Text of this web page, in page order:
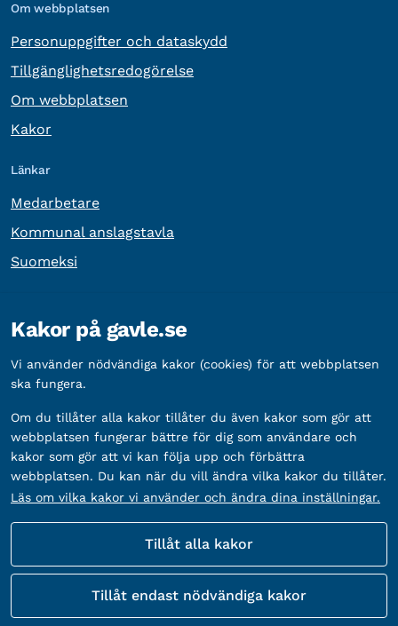
Om webbplatsen
Personuppgifter och dataskydd
Tillgänglighetsredogörelse
Om webbplatsen
Kakor
Länkar
Medarbetare
Kommunal anslagstavla
Suomeksi
Organisationsnummer: 212000-2338
Bankgironummer: 5888-2333
Fler sätt att följa oss
Kakor på gavle.se
Vi använder nödvändiga kakor (cookies) för att webbplatsen
ska fungera.
Om du tillåter alla kakor tillåter du även kakor som gör att
webbplatsen fungerar bättre för dig som användare och
kakor som gör att vi kan följa upp och förbättra
webbplatsen. Du kan när du vill ändra vilka kakor du tillåter.
Läs om vilka kakor vi använder och ändra dina inställningar.
Tillåt alla kakor
Tillåt endast nödvändiga kakor